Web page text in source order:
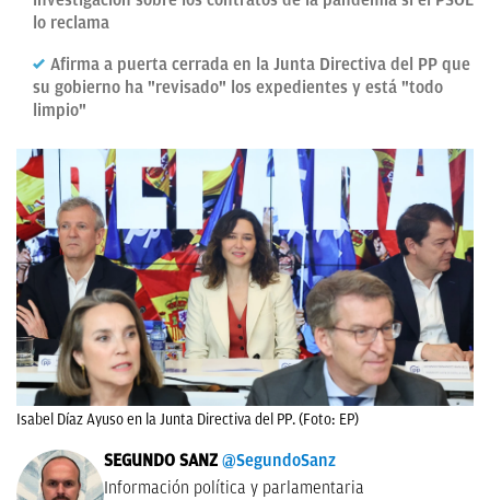
lo reclama
Afirma a puerta cerrada en la Junta Directiva del PP que
su gobierno ha "revisado" los expedientes y está "todo
limpio"
Isabel Díaz Ayuso en la Junta Directiva del PP. (Foto: EP)
SEGUNDO SANZ @SegundoSanz
Información política y parlamentaria